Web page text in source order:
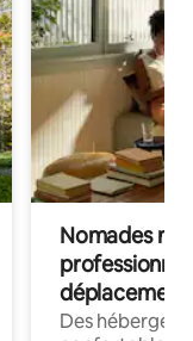
Nomades
déplacement
Des